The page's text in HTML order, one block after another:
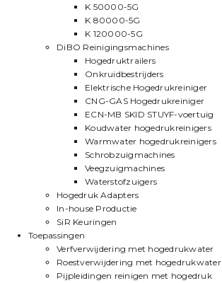
K 50000-5G
K 80000-5G
K 120000-5G
DiBO Reinigingsmachines
Hogedruktrailers
Onkruidbestrijders
Elektrische Hogedrukreiniger
CNG-GAS Hogedrukreiniger
ECN-MB SKID STUYF-voertuig
Koudwater hogedrukreinigers
Warmwater hogedrukreinigers
Schrobzuigmachines
Veegzuigmachines
Waterstofzuigers
Hogedruk Adapters
In-house Productie
SiR Keuringen
Toepassingen
Verfverwijdering met hogedrukwater
Roestverwijdering met hogedrukwater
Pijpleidingen reinigen met hogedruk